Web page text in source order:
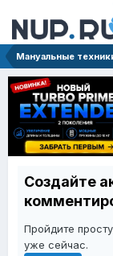
Мануальные
Создайте
Пройдите
уже сейчас.